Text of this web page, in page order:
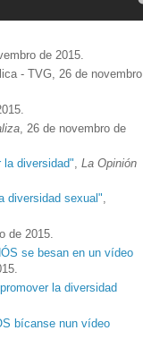
de 2015.
- TVG, 26 de novembro
, 26 de novembro de
la diversidad", La Opinión
diversidad sexual",
de 2015.
se besan en un vídeo
la diversidad
bícanse nun vídeo